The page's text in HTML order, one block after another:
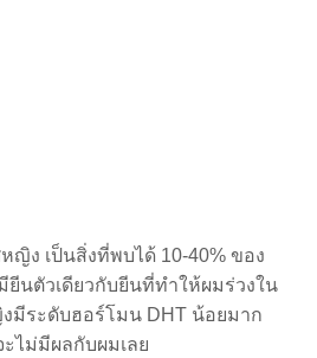
ญิง เป็นสิ่งที่พบได้ 10-40% ของ
ยีนตัวเดียวกับยีนที่ทำให้ผมร่วงใน
มีระดับฮอร์โมน DHT น้อยมาก
ไม่มีผลกับผมเลย